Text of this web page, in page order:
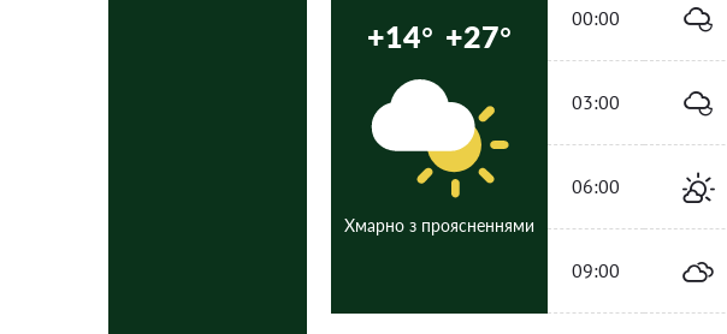
+14° +27°
Хмарно з проясненнями
00:00
03:00
06:00
09:00